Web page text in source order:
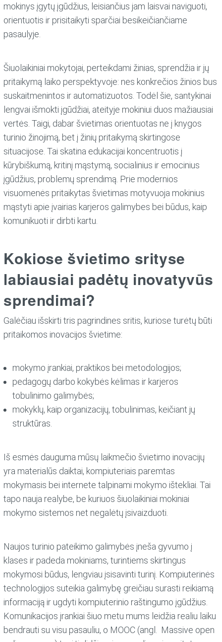
mokinys įgytų įgūdžius, leisiančius jam laisvai naviguoti,
orientuotis ir prisitaikyti sparčiai besikeičiančiame
pasaulyje.
Šiuolaikiniai mokytojai, perteikdami žinias, sprendžia ir jų
pritaikymą laiko perspektyvoje: nes konkrečios žinios bus
suskaitmenintos ir automatizuotos. Todėl šie, santykinai
lengvai išmokti įgūdžiai, ateityje mokiniui duos mažiausiai
vertės. Taigi, dabar švietimas orientuotas ne į knygos
turinio žinojimą, bet į žinių pritaikymą skirtingose
situacijose. Tai skatina edukacijai koncentruotis į
kūrybiškumą, kritinį mąstymą, socialinius ir emocinius
įgūdžius, problemų sprendimą. Prie modernios
visuomenės pritaikytas švietimas motyvuoja mokinius
mąstyti apie įvairias karjeros galimybes bei būdus, kaip
komunikuoti ir dirbti kartu.
Kokiose švietimo srityse
labiausiai padėtų inovatyvūs
sprendimai?
Galėčiau išskirti tris pagrindines sritis, kuriose turėtų būti
pritaikomos inovacijos švietime:
mokymo įrankiai, praktikos bei metodologijos;
pedagogų darbo kokybės kėlimas ir karjeros
tobulinimo galimybės;
mokyklų, kaip organizacijų, tobulinimas, keičiant jų
struktūras.
Iš esmės dauguma mūsų laikmečio švietimo inovacijų
yra materialūs daiktai, kompiuteriais paremtas
mokymasis bei internete talpinami mokymo ištekliai. Tai
tapo nauja realybe, be kuriuos šiuolaikiniai mokiniai
mokymo sistemos net negalėtų įsivaizduoti.
Naujos turinio pateikimo galimybės įneša gyvumo į
klases ir padeda mokiniams, turintiems skirtingus
mokymosi būdus, lengviau įsisavinti turinį. Kompiuterinės
technologijos suteikia galimybę greičiau surasti reikiamą
informaciją ir ugdyti kompiuterinio raštingumo įgūdžius.
Komunikacijos įrankiai šiuo metu mums leidžia realiu laiku
bendrauti su visu pasauliu, o MOOC (angl. Massive open